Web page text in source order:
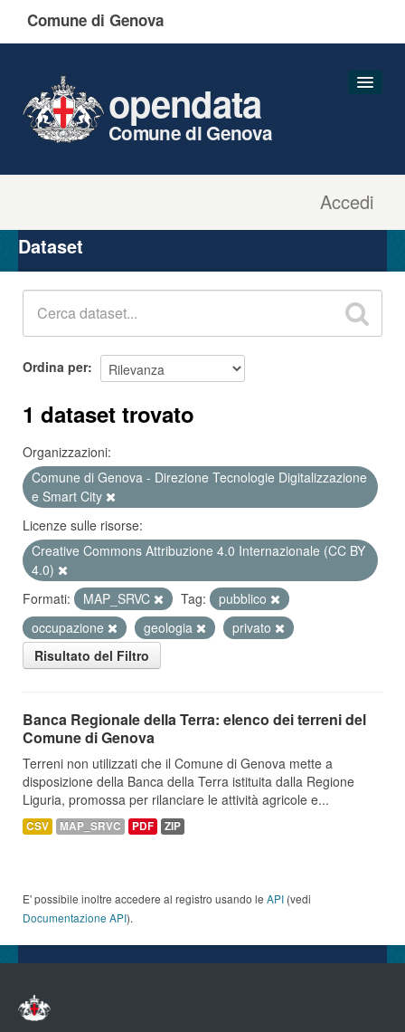
Comune di Genova
Accedi
opendata
Comune di Genova
Organizzazioni
Gruppi
Dataset
Ordina per
1 dataset trovato
Organizzazioni:
Comune di Genova - Direzione Tecnologie Digitalizzazione
e Smart City
Licenze sulle risorse:
Creative Commons Attribuzione 4.0 Internazionale (CC BY
4.0)
Formati:
MAP_SRVC Tag:
pubblico
occupazione
geologia
privato
Risultato del Filtro
Banca Regionale della Terra: elenco dei terreni del
Comune di Genova
Terreni non utilizzati che il Comune di Genova mette a
disposizione della Banca della Terra istituita dalla Regione
Liguria, promossa per rilanciare le attività agricole e...
CSV MAP_SRVC PDF ZIP
E' possibile inoltre accedere al registro usando le API (vedi
Documentazione API).